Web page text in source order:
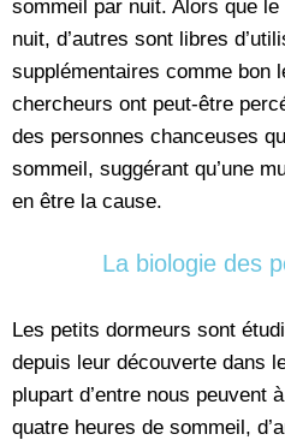
sommeil par nuit. Alors que
nuit, d’autres sont libres
supplémentaires comme bon
chercheurs ont peut-être
des personnes chanceuses
sommeil, suggérant qu’une
en être la cause.
La biologie des
Les petits dormeurs sont
depuis leur découverte dans
plupart d’entre nous peuvent
quatre heures de sommeil,